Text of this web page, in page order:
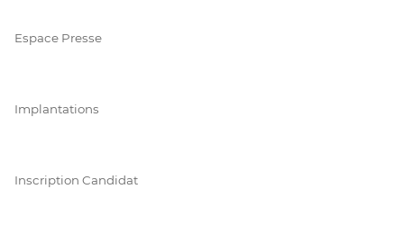
Espace Presse
Implantations
Inscription Candidat